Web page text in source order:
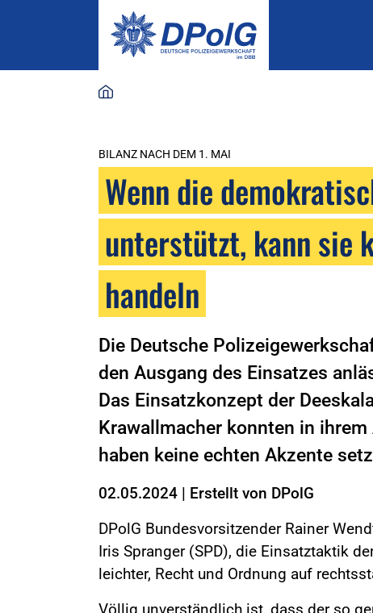
BILANZ NACH DEM 1. MAI
Wenn die
unterstützt, kann sie
handeln
Die Deutsche
den Ausgang des Einsatzes
Das Einsatzkonzept der
Krawallmacher konnten in
haben keine echten Akzente
02.05.2024 | Erstellt von DPolG
DPolG Bundesvorsitzender Rainer
Iris Spranger (SPD), die Einsatztaktik
leichter, Recht und Ordnung auf